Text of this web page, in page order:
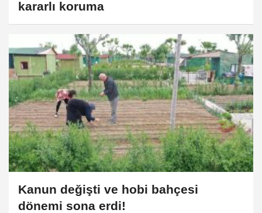
kararlı koruma
Kanun değişti ve hobi bahçesi
dönemi sona erdi!